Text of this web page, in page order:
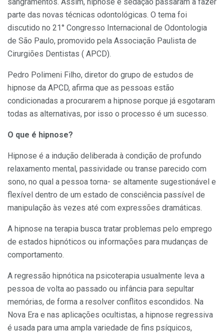
parte das novas técnicas odontológicas. O tema foi
discutido no 21° Congresso Internacional de Odontolo­gia
de São Paulo, promovido pela Associação Paulista de
Cirurgiões Dentistas ( APCD).
Pedro Polimeni Filho, diretor do grupo de estudos de
hipnose da APCD, afirma que as pes­soas estão
condicionadas a procurarem a hipnose porque já esgotaram
todas as alternativas, por isso o processo é um sucesso.
O que é hipnose?
Hipnose é a indução deliberada à condição de profundo
relaxamento mental, passividade ou transe parecido com
sono, no qual a pessoa torna- se altamente sugestionável e
flexível dentro de um estado de consciência passível de
manipulação às vezes até com expressões dramáticas.
A hipnose na terapia busca tratar problemas pelo emprego
de estados hipnóticos ou informações para mudanças de
comportamento.
A regressão hipnótica na psicoterapia usualmente leva a
pessoa de volta ao passado ou infância para sepultar
memórias, de forma a resolver conflitos escondidos. Na
Nova Era e nas aplicações ocultistas, a hipnose regressiva
é usada para uma ampla variedade de fins psíquicos,